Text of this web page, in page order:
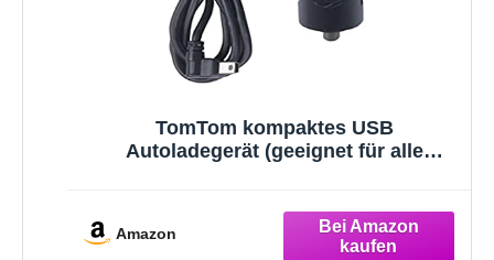
TomTom kompaktes USB
Autoladegerät (geeignet für alle
Start, Via, GO Basic, GO Essential,
Rider, GO Professional, GO Camper)
Amazon